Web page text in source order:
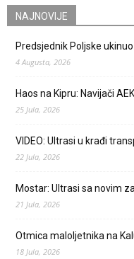
NAJNOVIJE
Predsjednik Poljske
4 Augusta, 2026
Haos na Kipru: Navijači
25 Jula, 2026
VIDEO: Ultrasi u krađi
22 Jula, 2026
Mostar: Ultrasi sa novim
21 Jula, 2026
Otmica maloljetnika na
18 Jula, 2026